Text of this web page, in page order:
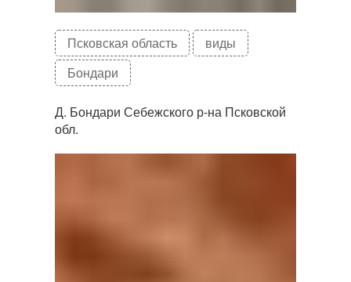
Псковская область
виды
Бондари
Д. Бондари Себежского р-на Псковской
обл.